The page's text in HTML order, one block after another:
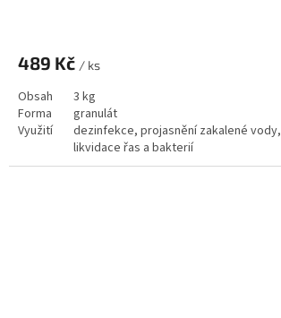
489 Kč / ks
Obsah
3 kg
Forma
granulát
Využití
dezinfekce, projasnění zakalené vody,
likvidace řas a bakterií
1 kg, 3 kg